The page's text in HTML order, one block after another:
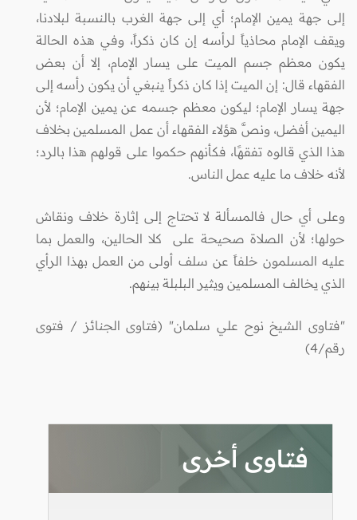
إلى جهة يمين الإمام؛ أي إلى جهة الغرب بالنسبة لبلادنا،
ويقف الإمام محاذياً لرأسه إن كان ذكراً، وفي هذه الحالة
يكون معظم جسم الميت على يسار الإمام، إلا أن بعض
الفقهاء قال: إن الميت إذا كان ذكراً ينبغي أن يكون رأسه إلى
جهة يسار الإمام؛ ليكون معظم جسمه عن يمين الإمام؛ لأن
اليمين أفضل، ونصَّ هؤلاء الفقهاء أن عمل المسلمين بخلاف
هذا الذي قالوه تفقهًا، فكأنهم حكموا على قولهم هذا بالرد؛
لأنه خلاف ما عليه عمل الناس.
وعلى أي حال فالمسألة لا تحتاج إلى إثارة خلاف ونقاش
حولها؛ لأن الصلاة صحيحة على كلا الحالين، والعمل بما
عليه المسلمون خلفاً عن سلف أولى من العمل بهذا الرأي
الذي يخالف المسلمين ويثير البلبلة بينهم.
"فتاوى الشيخ نوح علي سلمان" (فتاوى الجنائز / فتوى
رقم/4)
فتاوى أخرى